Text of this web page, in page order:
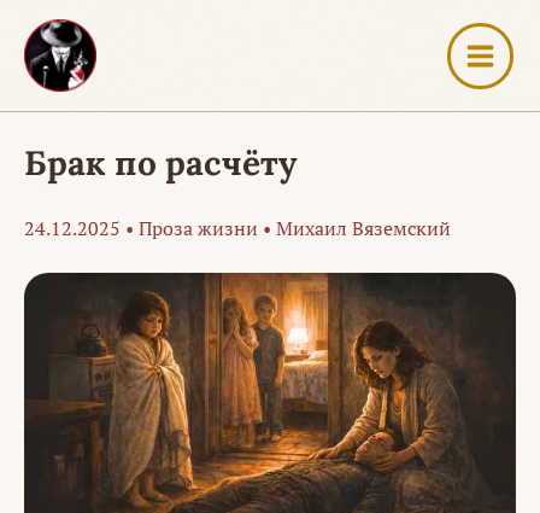
Перейти
содержимому
Брак по расчёту
24.12.2025 • Проза жизни • Михаил Вяземский